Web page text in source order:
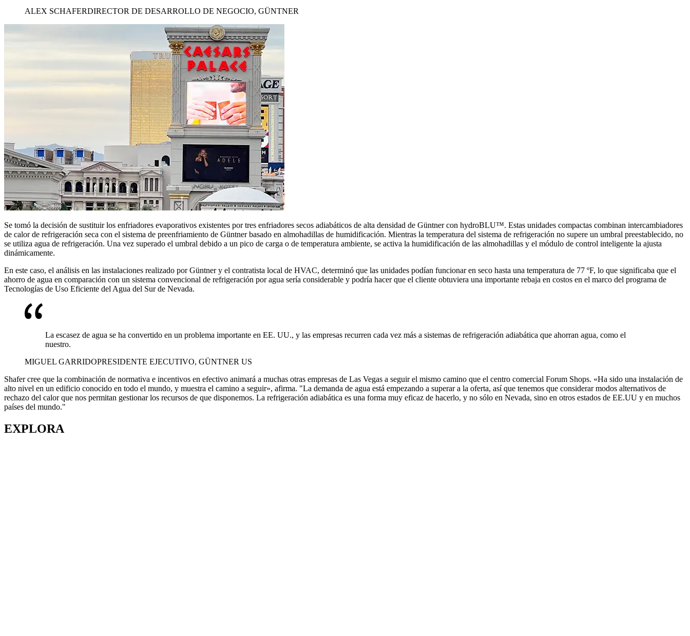
ALEX SCHAFERDIRECTOR DE DESARROLLO DE NEGOCIO, GÜNTNER
Se tomó la decisión de sustituir los enfriadores evaporativos existentes por tres enfriadores secos adiabáticos de alta densidad de Güntner con hydroBLU™. Estas unidades compactas combinan intercambiadores
de calor de refrigeración seca con el sistema de preenfriamiento de Güntner basado en almohadillas de humidificación. Mientras la temperatura del sistema de refrigeración no supere un umbral preestablecido, no
se utiliza agua de refrigeración. Una vez superado el umbral debido a un pico de carga o de temperatura ambiente, se activa la humidificación de las almohadillas y el módulo de control inteligente la ajusta
dinámicamente.
En este caso, el análisis en las instalaciones realizado por Güntner y el contratista local de HVAC, determinó que las unidades podían funcionar en seco hasta una temperatura de 77 ºF, lo que significaba que el
ahorro de agua en comparación con un sistema convencional de refrigeración por agua sería considerable y podría hacer que el cliente obtuviera una importante rebaja en costos en el marco del programa de
Tecnologías de Uso Eficiente del Agua del Sur de Nevada.
La escasez de agua se ha convertido en un problema importante en EE. UU., y las empresas recurren cada vez más a sistemas de refrigeración adiabática que ahorran agua, como el
nuestro.
MIGUEL GARRIDOPRESIDENTE EJECUTIVO, GÜNTNER US
Shafer cree que la combinación de normativa e incentivos en efectivo animará a muchas otras empresas de Las Vegas a seguir el mismo camino que el centro comercial Forum Shops. «Ha sido una instalación de
alto nivel en un edificio conocido en todo el mundo, y muestra el camino a seguir», afirma. "La demanda de agua está empezando a superar a la oferta, así que tenemos que considerar modos alternativos de
rechazo del calor que nos permitan gestionar los recursos de que disponemos. La refrigeración adiabática es una forma muy eficaz de hacerlo, y no sólo en Nevada, sino en otros estados de EE.UU y en muchos
países del mundo."
EXPLORA